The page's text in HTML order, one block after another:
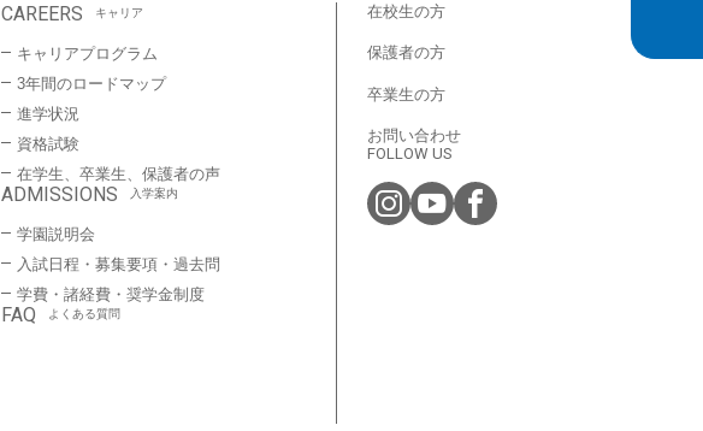
CAREERS キャリア
キャリアプログラム
3年間のロードマップ
進学状況
資格試験
在学生、卒業生、保護者の声
ADMISSIONS 入学案内
学園説明会
入試日程・募集要項・過去問
学費・諸経費・奨学金制度
FAQ よくある質問
在校生の方
保護者の方
卒業生の方
お問い合わせ
FOLLOW US